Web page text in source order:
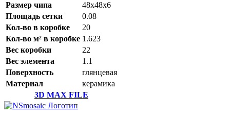
Размер чипа
48x48x6
Площадь сетки
0.08
Кол-во в коробке
20
Кол-во м² в коробке 1.623
Вес коробки
22
Вес элемента
1.1
Поверхность
глянцевая
Материал
керамика
3D MAX FILE